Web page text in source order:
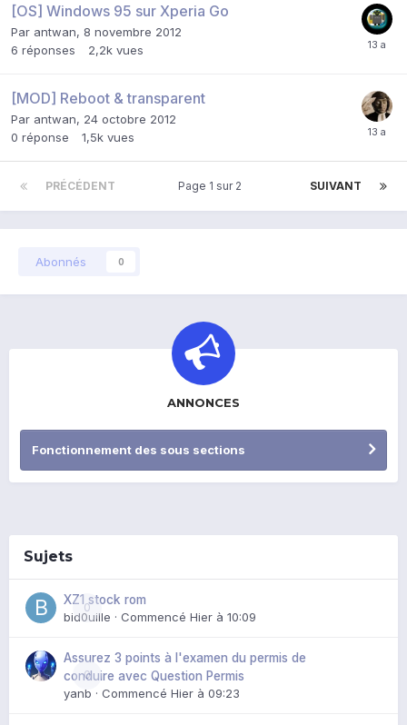
[OS] Windows 95 sur Xperia Go
Par antwan, 8 novembre 2012
6 réponses 2,2k vues
[MOD] Reboot & transparent
Par antwan, 24 octobre 2012
0 réponse 1,5k vues
PRÉCÉDENT SUIVANT
Page 1 sur 2
Abonnés 0
ANNONCES
Fonctionnement des sous sections
Sujets
0
XZ1 stock rom
bid0uille · Commencé Hier à 10:09
0
Assurez 3 points à l'examen du permis de
conduire avec Question Permis
yanb · Commencé Hier à 09:23